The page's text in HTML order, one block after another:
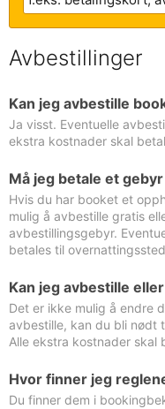
Avbestillinger
Kan jeg avbestille
Ja visst. Eventuelle
ekstra kostnader skal
Må jeg betale et
Hvis du har booket et
mulig å avbestille gratis
avbestillingsgebyr.
betales til
Kan jeg avbestille
Det er ikke mulig å endre
avbestille, kan du bli nødt
Alle ekstra kostnader skal
Hvor finner jeg
Du finner dem i